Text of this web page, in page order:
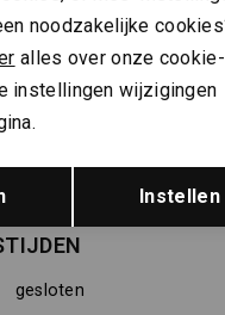
Gratis
gesloten
Opslaan
noodzakelijke
alles over onze
instellingen wijzigingen
Instellen